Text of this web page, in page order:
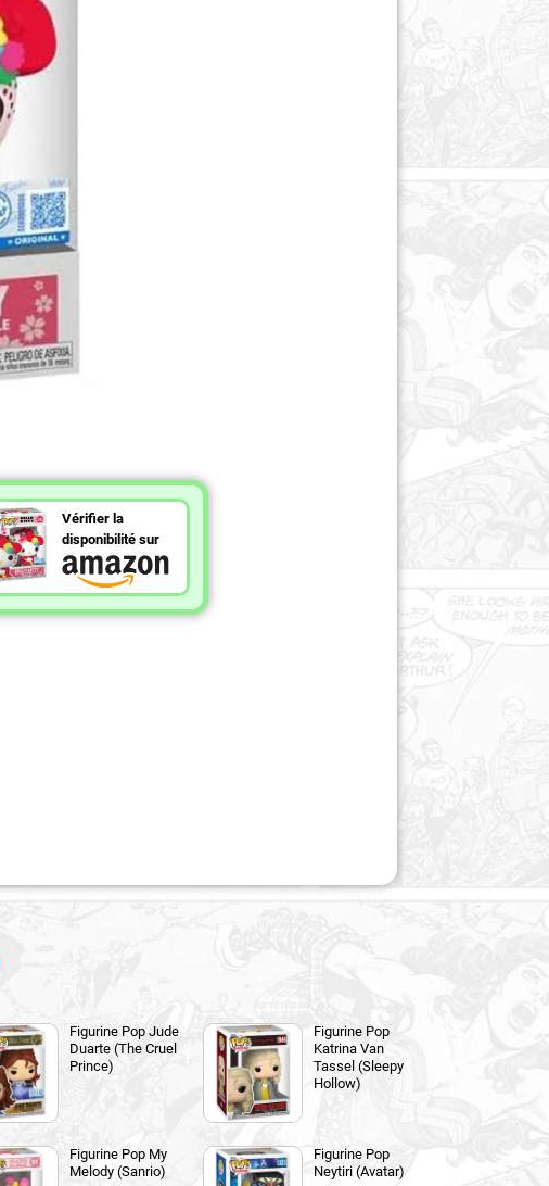
Vérifier la
disponibilité sur
Figurine Pop Jude
Duarte (The Cruel
Prince)
Figurine Pop
Katrina Van
Tassel (Sleepy
Hollow)
Figurine Pop My
Melody (Sanrio)
Figurine Pop
Neytiri (Avatar)